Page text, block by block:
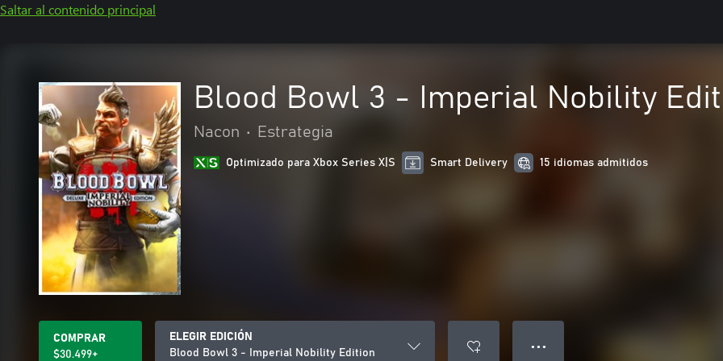
Saltar al contenido principal
Blood Bowl 3 - Imperial Nobility
Nacon • Estrategia
Optimizado para Xbox Series X|S Smart Delivery 15 idiomas admitidos
COMPRAR
$30.499+
ELEGIR EDICIÓN
Blood Bowl 3 - Imperial Nobility Edition
● ● ●